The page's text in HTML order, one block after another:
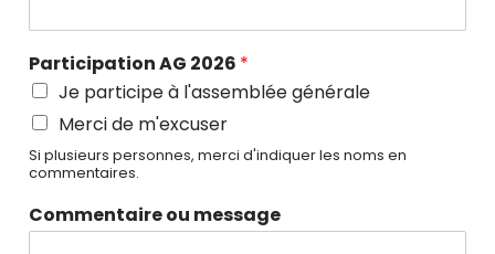
Participation AG 2026 *
Je participe à l'assemblée générale
Merci de m'excuser
Si plusieurs personnes, merci d'indiquer les noms en
commentaires.
Commentaire ou message